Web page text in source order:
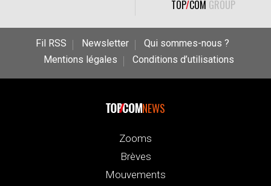
TOP/COM GROUP
Fil RSS Newsletter
Qui sommes-nous ?
Mentions légales
Conditions d’utilisations
NEWS
Zooms
Brèves
Mouvements